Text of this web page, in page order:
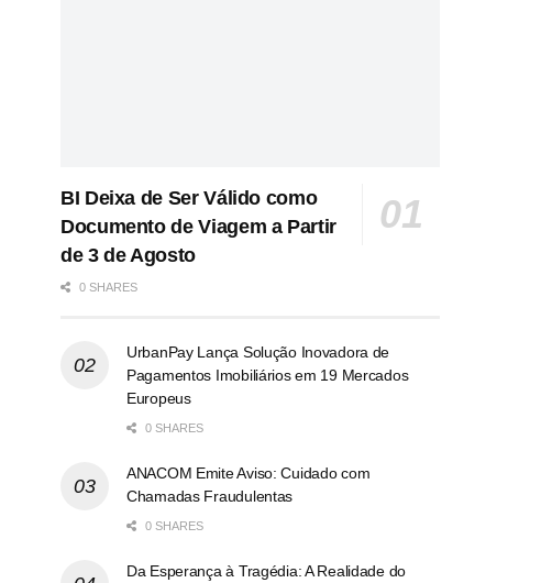
BI Deixa de Ser Válido como
Documento de Viagem a Partir
de 3 de Agosto
0 SHARES
UrbanPay Lança Solução Inovadora de
Pagamentos Imobiliários em 19 Mercados
Europeus
0 SHARES
ANACOM Emite Aviso: Cuidado com
Chamadas Fraudulentas
0 SHARES
Da Esperança à Tragédia: A Realidade do